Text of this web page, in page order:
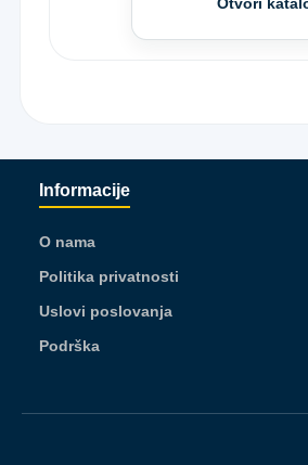
Informacije
O nama
Politika privatnosti
Uslovi poslovanja
Podrška